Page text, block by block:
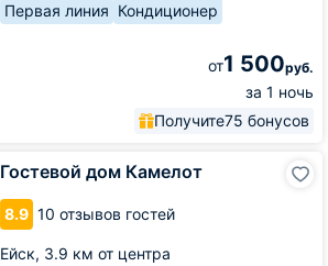
Первая линия Кондиционер
от1 500руб.
за 1 ночь
Получите75 бонусов
Гостевой дом Камелот
8.9 10 отзывов гостей
Ейск, 3.9 км от центра